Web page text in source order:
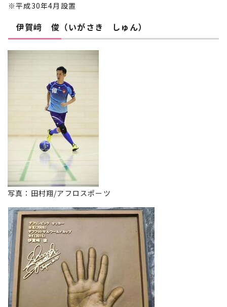
※平成30年4月設置
伊賀﨑 俊（いがさき しゅん）
写真：田村翔/アフロスポーツ